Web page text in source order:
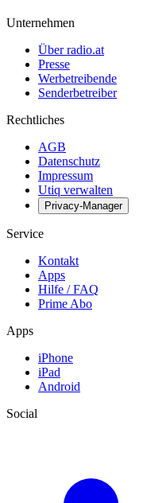
Unternehmen
Über radio.at
Presse
Werbetreibende
Senderbetreiber
Rechtliches
AGB
Datenschutz
Impressum
Utiq verwalten
Privacy-Manager
Service
Kontakt
Apps
Hilfe / FAQ
Prime Abo
Apps
iPhone
iPad
Android
Social